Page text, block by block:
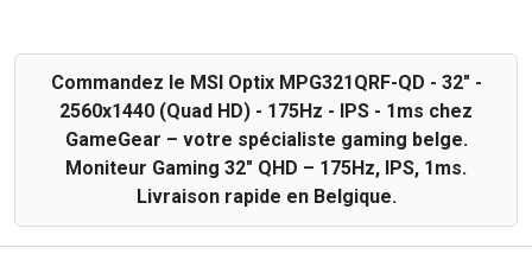
Commandez le MSI Optix MPG321QRF-QD - 32" -
2560x1440 (Quad HD) - 175Hz - IPS - 1ms chez
GameGear – votre spécialiste gaming belge.
Moniteur Gaming 32" QHD – 175Hz, IPS, 1ms.
Livraison rapide en Belgique.